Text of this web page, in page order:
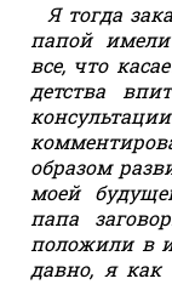
Я тогда
папой
все, что
детства
образом
моей
папа
положили в
давно, я как